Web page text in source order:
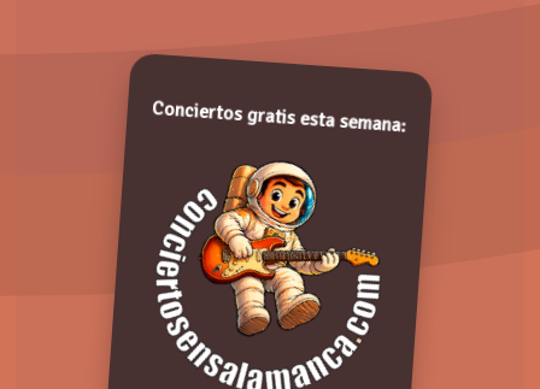
Valora de 1 a 5 puntos. ¡Gracias!
Comentarios:
Conciertos gratis esta semana: